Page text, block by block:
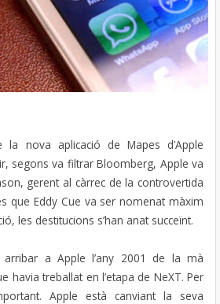
la nova aplicació de Mapes d’Apple
segons va filtrar Bloomberg, Apple va
gerent al càrrec de la controvertida
que Eddy Cue va ser nomenat màxim
les destitucions s’han anat succeïnt.
arribar a Apple l’any 2001 de la mà
havia treballat en l’etapa de NeXT. Per
Apple està canviant la seva